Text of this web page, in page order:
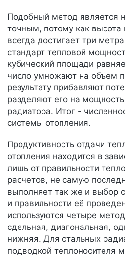
Подобный метод является
точным, потому как высота
всегда достигает три
стандарт тепловой
кубический площади
число умножают на объем
результату прибавляют
разделяют его на
радиатора. Итог -
системы отопления.
Продуктивность отдачи
отопления находится в
лишь от правильности
расчетов, не самую
выполняет так же и выбор
и правильности её
используются четыре
сдельная, диагональная,
нижняя. Для стальных
подводкой теплоносителя